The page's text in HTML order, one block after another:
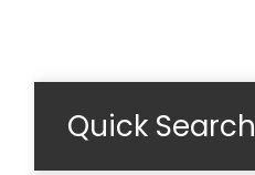
Quick Search